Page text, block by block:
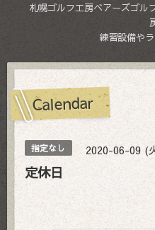
札幌ゴルフ工房ベアーズゴ
練習設備や
Calendar
指定なし 2020-06-09 (
定休日